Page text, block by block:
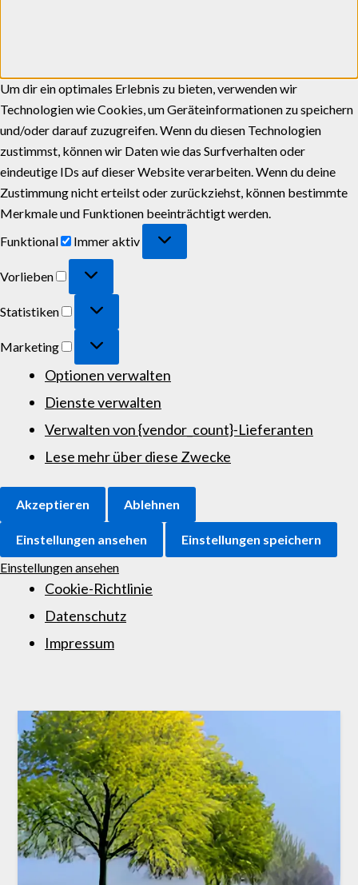
Um dir ein optimales Erlebnis zu bieten, verwenden wir
Technologien wie Cookies, um Geräteinformationen zu speichern
und/oder darauf zuzugreifen. Wenn du diesen Technologien
zustimmst, können wir Daten wie das Surfverhalten oder
eindeutige IDs auf dieser Website verarbeiten. Wenn du deine
Zustimmung nicht erteilst oder zurückziehst, können bestimmte
Merkmale und Funktionen beeinträchtigt werden.
Funktional
Immer aktiv
Vorlieben
Statistiken
Marketing
Optionen verwalten
Dienste verwalten
Verwalten von {vendor_count}-Lieferanten
Lese mehr über diese Zwecke
Akzeptieren Ablehnen
Einstellungen ansehen
Einstellungen speichern
Einstellungen ansehen
Cookie-Richtlinie
Datenschutz
Impressum